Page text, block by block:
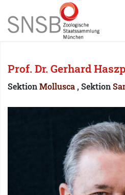
Prof. Dr. Gerhard
SektionMollusca , Sektion